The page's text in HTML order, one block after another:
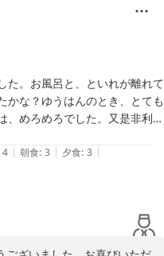
より充実させて、お待ちして
た。お風呂と、といれが離れて
かな？ゆうはんのとき、とても
、めろめろでした。又是非利用
4 | 朝食: 3 | 夕食: 3 |